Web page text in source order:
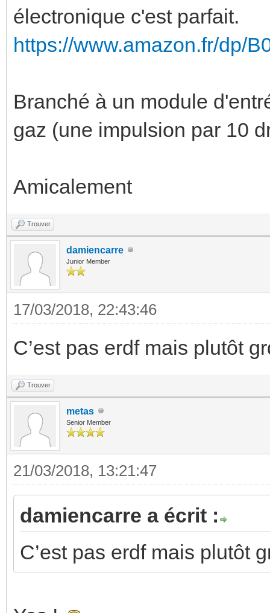
électronique c'est parfait.
https://www.amazon.fr/dp/
Branché à un module
gaz (une impulsion par 10
Amicalement
Trouver
damiencarre
Junior Member
17/03/2018, 22:43:46
C’est pas erdf mais plutôt
Trouver
metas
Senior Member
21/03/2018, 13:21:47
damiencarre a écrit :
C’est pas erdf mais plutôt